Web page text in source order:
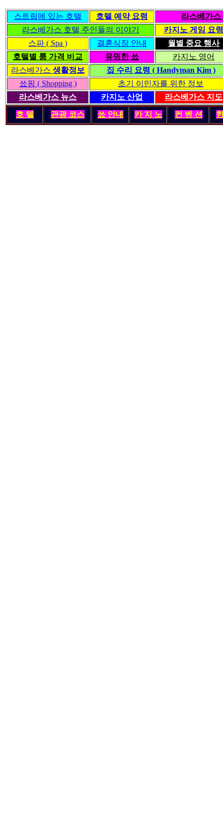
스트립에 있는 호텔 호텔 예약 요령
라스베가
라스베가스 호텔 주인들의 이야기
카지노 게임 요령
스파 ( Spa )
결혼식장 안내
월별 중요 행사
호텔별 룸 가격 비교
유명한 쑈
카지노 영어
라스베가스 생활정보
집 수리 요령 ( Handyman Kim )
쑈핑 ( Shopping )
초기 이민자를 위한 정보
라스베가스 뉴스
카지노 산업 라스베가스 지도
호 텔 관광 코스 쑈 안내 카 지 노 컨 벤 션